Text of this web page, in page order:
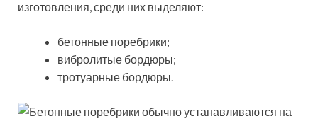
изготовления, среди них выделяют:
бетонные поребрики;
вибролитые бордюры;
тротуарные бордюры.